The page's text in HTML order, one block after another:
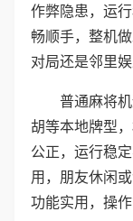
作弊隐患，运
畅顺手，整机
对局还是邻里
普通麻将
胡等本地牌型
公正，运行稳
用，朋友休闲
功能实用，操